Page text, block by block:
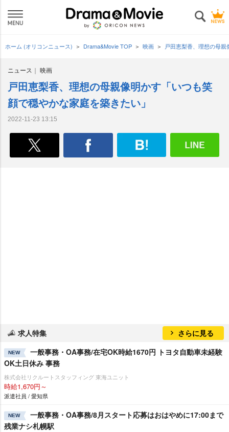
ホーム (オリコンニュース) Drama&Movie TOP 映画 戸田恵梨香、理想の母
ニュース 映画
戸田恵梨香、理想の母親像明かす「いつも笑
顔で穏やかな家庭を築きたい」
2022-11-23 13:15
求人特集 さらに見る
NEW
一般事務・OA事務/在宅OK時給1670円 トヨタ自動車未経験
OK土日休み 事務
株式会社リクルートスタッフィング 東海ユニット
時給1,670円～
派遣社員 / 愛知県
NEW
一般事務・OA事務/8月スタート応募はおはやめに17:00まで
残業ナシ札幌駅